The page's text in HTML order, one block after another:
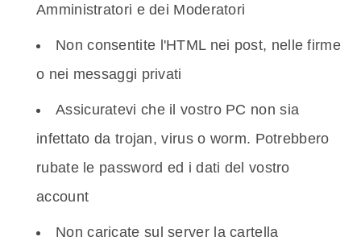
Amministratori e dei Moderatori
Non consentite l'HTML nei post, nelle firme
o nei messaggi privati
Assicuratevi che il vostro PC non sia
infettato da trojan, virus o worm. Potrebbero
rubate le password ed i dati del vostro
account
Non caricate sul server la cartella